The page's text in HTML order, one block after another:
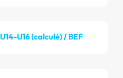
U16 (calculé) / BEF